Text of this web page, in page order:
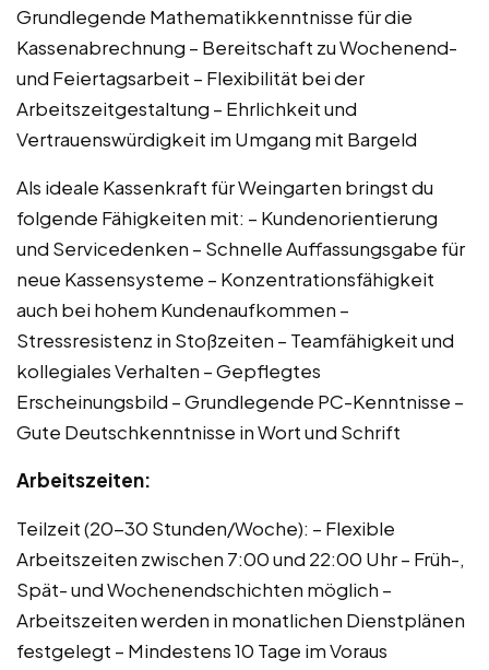
Grundlegende Mathematikkenntnisse für die
Kassenabrechnung – Bereitschaft zu Wochenend-
und Feiertagsarbeit – Flexibilität bei der
Arbeitszeitgestaltung – Ehrlichkeit und
Vertrauenswürdigkeit im Umgang mit Bargeld
Als ideale Kassenkraft für Weingarten bringst du
folgende Fähigkeiten mit: – Kundenorientierung
und Servicedenken – Schnelle Auffassungsgabe für
neue Kassensysteme – Konzentrationsfähigkeit
auch bei hohem Kundenaufkommen –
Stressresistenz in Stoßzeiten – Teamfähigkeit und
kollegiales Verhalten – Gepflegtes
Erscheinungsbild – Grundlegende PC-Kenntnisse –
Gute Deutschkenntnisse in Wort und Schrift
Arbeitszeiten:
Teilzeit (20-30 Stunden/Woche): – Flexible
Arbeitszeiten zwischen 7:00 und 22:00 Uhr – Früh-,
Spät- und Wochenendschichten möglich –
Arbeitszeiten werden in monatlichen Dienstplänen
festgelegt – Mindestens 10 Tage im Voraus